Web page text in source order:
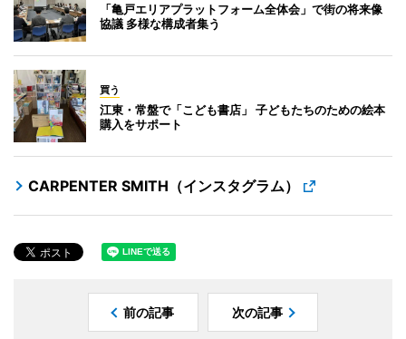
「亀戸エリアプラットフォーム全体会」で街の将来像
協議 多様な構成者集う
買う
江東・常盤で「こども書店」 子どもたちのための絵本
購入をサポート
CARPENTER SMITH（インスタグラム）
前の記事 次の記事